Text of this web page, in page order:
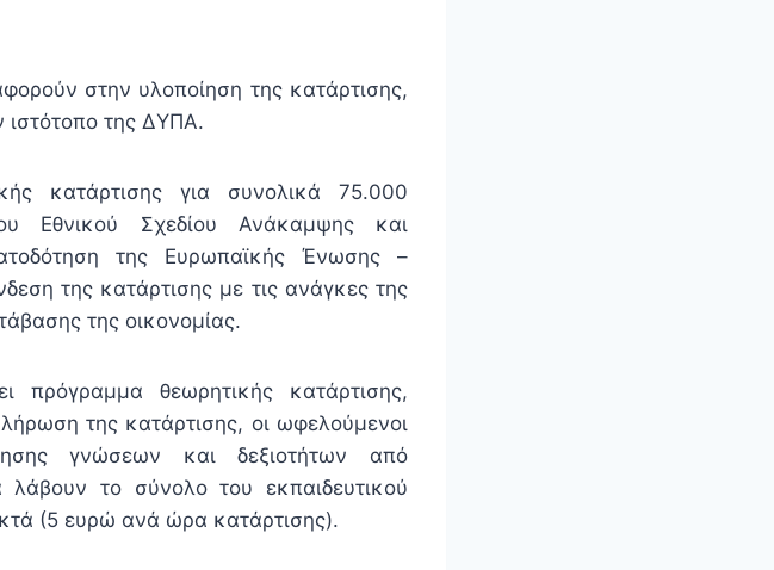
στην υλοποίηση της κατάρτισης,
ιστότοπο της ΔΥΠΑ.
κατάρτισης για συνολικά 75.000
Εθνικού Σχεδίου Ανάκαμψης και
της Ευρωπαϊκής Ένωσης –
της κατάρτισης με τις ανάγκες της
της οικονομίας.
πρόγραμμα θεωρητικής κατάρτισης,
της κατάρτισης, οι ωφελούμενοι
γνώσεων και δεξιοτήτων από
λάβουν το σύνολο του εκπαιδευτικού
(5 ευρώ ανά ώρα κατάρτισης).